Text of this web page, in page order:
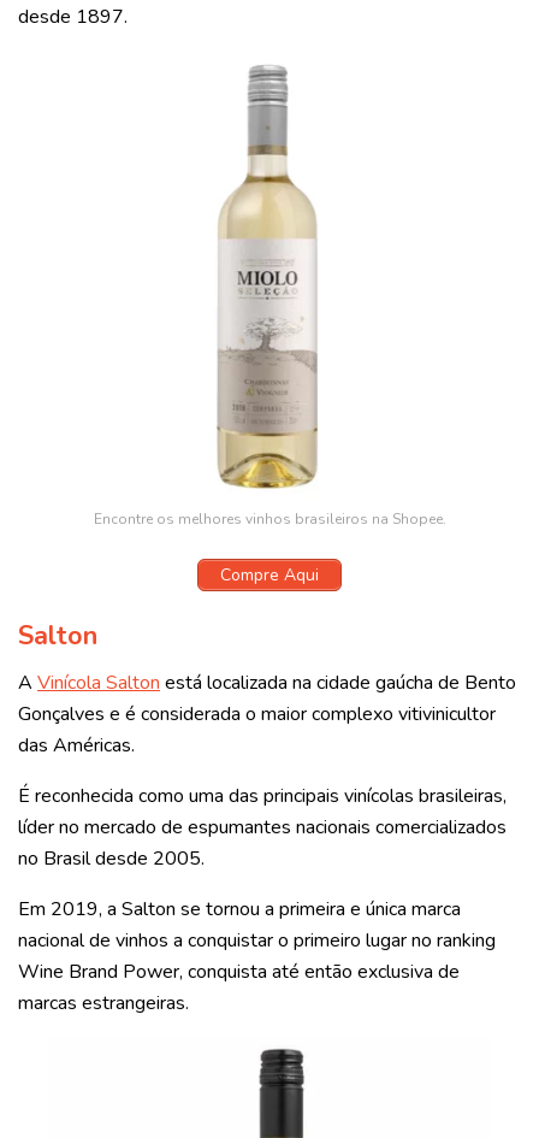
desde 1897.
Encontre os melhores vinhos brasileiros na Shopee.
Compre Aqui
Salton
A Vinícola Salton está localizada na cidade gaúcha de Bento
Gonçalves e é considerada o maior complexo vitivinicultor
das Américas.
É reconhecida como uma das principais vinícolas brasileiras,
líder no mercado de espumantes nacionais comercializados
no Brasil desde 2005.
Em 2019, a Salton se tornou a primeira e única marca
nacional de vinhos a conquistar o primeiro lugar no ranking
Wine Brand Power, conquista até então exclusiva de
marcas estrangeiras.